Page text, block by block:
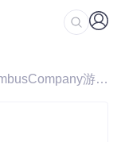
/ 【2024升级版】AhabAssistantLimbusCompany游戏辅助工具：从入门到精通的自动化脚本实战指南